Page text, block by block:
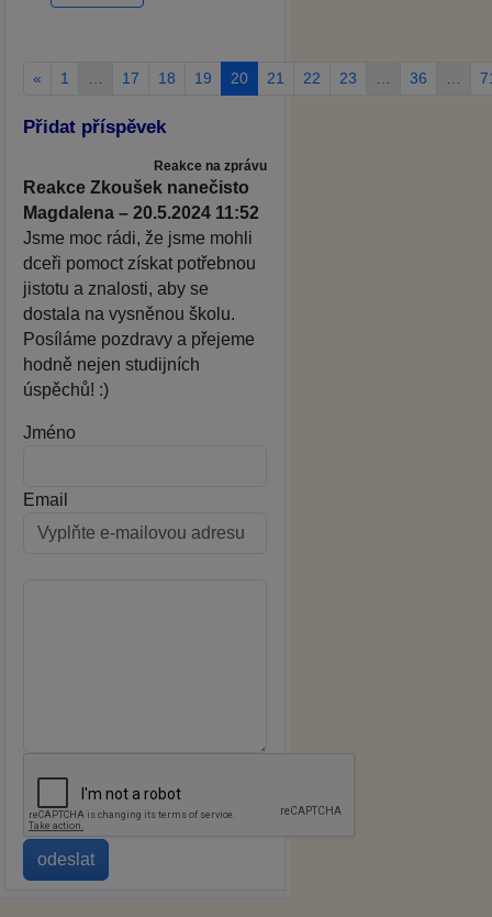
« 1 17 18 19 20 21 22 23 36
Přidat příspěvek
Reakce na zprávu
Reakce Zkoušek nanečisto
Magdalena – 20.5.2024 11:52
Jsme moc rádi, že jsme mohli
dceři pomoct získat potřebnou
jistotu a znalosti, aby se
dostala na vysněnou školu.
Posíláme pozdravy a přejeme
hodně nejen studijních
úspěchů! :)
Jméno
Email